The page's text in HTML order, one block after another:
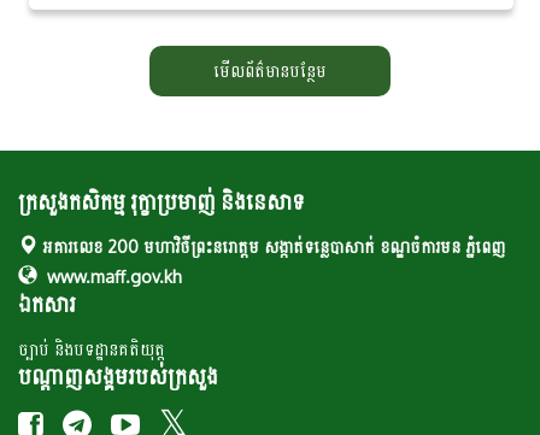
ខ្ពង់ខ្ពស់ក្នុង «សិក្ខាសាលាឆ្លុះ​បញ្ចាំង​ការ​សហការគ្នារវាងមន្ត្រីកសិកម្មឃុំ...
មើលព័ត៌មានបន្ថែម
ក្រសួងកសិកម្ម រុក្ខាប្រមាញ់ និងនេសាទ
អគារលេខ 200 មហាវិថីព្រះនរោត្តម សង្កាត់ទន្លេបាសាក់ ខណ្ឌចំការមន ភ្នំពេញ
www.maff.gov.kh
ឯកសារ
ច្បាប់ និងបទដ្ឋានគតិយុត្ត
បណ្តាញសង្គមរបស់ក្រសួង